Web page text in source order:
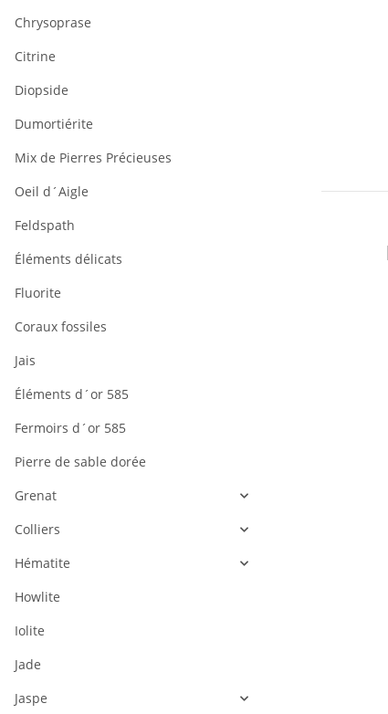
Chrysoprase
Citrine
Diopside
Dumortiérite
Mix de Pierres Précieuses
Oeil d´Aigle
Feldspath
Éléments délicats
Fluorite
Coraux fossiles
Jais
Éléments d´or 585
Fermoirs d´or 585
Pierre de sable dorée
Grenat
Colliers
Hématite
Howlite
Iolite
Jade
Jaspe